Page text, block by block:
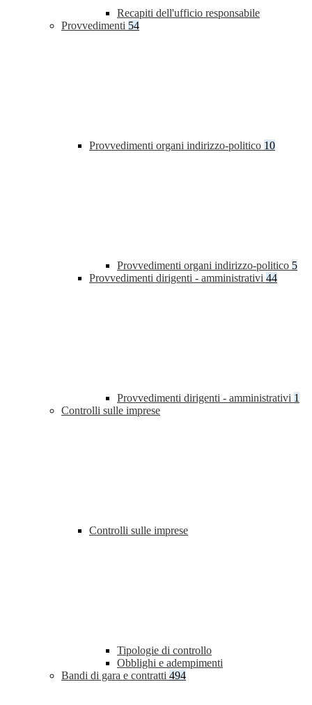
Recapiti dell'ufficio responsabile
Provvedimenti 54
Provvedimenti organi indirizzo-politico 10
Provvedimenti organi indirizzo-politico 5
Provvedimenti dirigenti - amministrativi 44
Provvedimenti dirigenti - amministrativi 1
Controlli sulle imprese
Controlli sulle imprese
Tipologie di controllo
Obblighi e adempimenti
Bandi di gara e contratti 494